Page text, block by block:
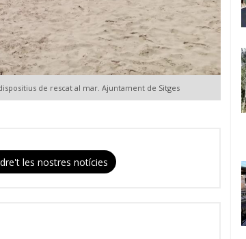
de rescat al mar. Ajuntament de Sitges
les nostres notícies